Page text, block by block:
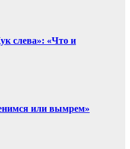
слева»: «Что и
или вымрем»